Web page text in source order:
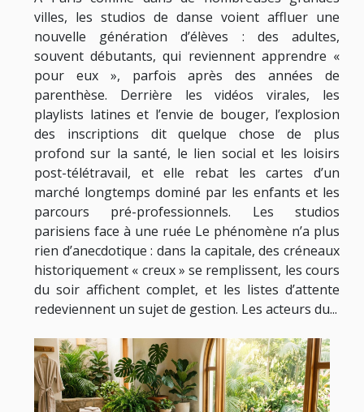
villes, les studios de danse voient affluer une
nouvelle génération d’élèves : des adultes,
souvent débutants, qui reviennent apprendre «
pour eux », parfois après des années de
parenthèse. Derrière les vidéos virales, les
playlists latines et l’envie de bouger, l’explosion
des inscriptions dit quelque chose de plus
profond sur la santé, le lien social et les loisirs
post-télétravail, et elle rebat les cartes d’un
marché longtemps dominé par les enfants et les
parcours pré-professionnels. Les studios
parisiens face à une ruée Le phénomène n’a plus
rien d’anecdotique : dans la capitale, des créneaux
historiquement « creux » se remplissent, les cours
du soir affichent complet, et les listes d’attente
redeviennent un sujet de gestion. Les acteurs du...